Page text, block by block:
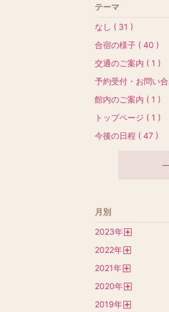
テーマ
なし ( 31 )
合宿の様子 ( 40 )
交通のご案内 ( 1 )
予約受付・お問い
館内のご案内 ( 1 )
トップページ ( 1 )
今後の日程 ( 47 )
月別
2023年
2022年
2021年
2020年
2019年